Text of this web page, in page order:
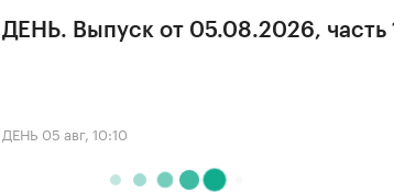
ДЕНЬ. Выпуск от 05.08.2026, часть
ДЕНЬ 05 авг, 10:10